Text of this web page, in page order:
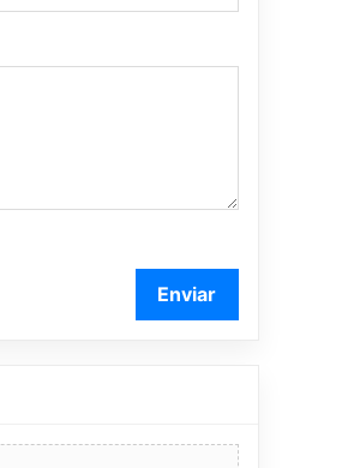
Enviar